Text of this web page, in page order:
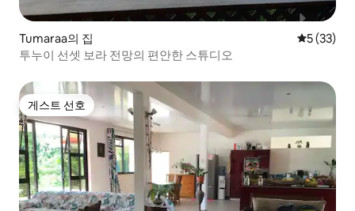
Tumaraa의 집 평점 5점
5 (33)
투누이 선셋 보라 전망의 편안한 스튜디오
게스트 선호
게스트 선호